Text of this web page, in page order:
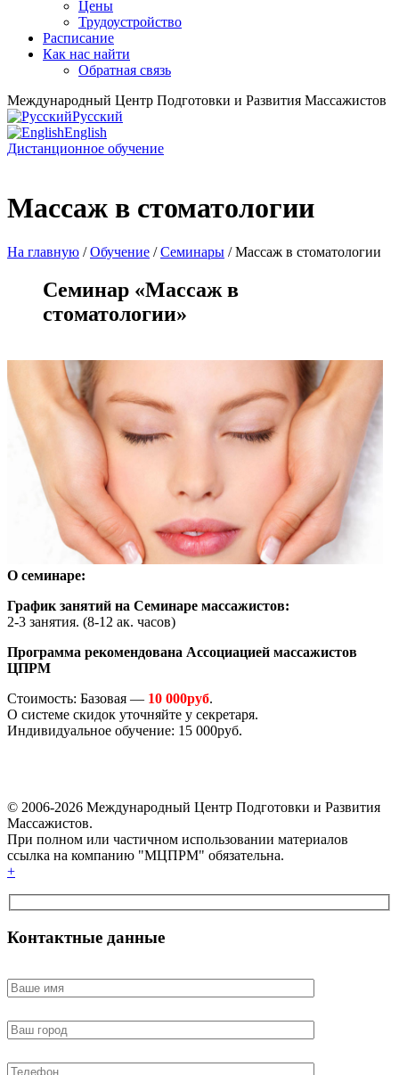
Цены
Трудоустройство
Расписание
Как нас найти
Обратная связь
Международный Центр Подготовки и Развития Массажистов
Русский
English
Дистанционное обучение
Массаж в стоматологии
На главную /Oбучение /Семинары / Массаж в стоматологии
Семинар «Массаж в
стоматологии»
О семинаре:
График занятий на Семинаре массажистов:
2-3 занятия. (8-12 ак. часов)
Программа рекомендована Ассоциацией массажистов
ЦПРМ
Стоимость: Базовая — 10 000руб.
О системе скидок уточняйте у секретаря.
Индивидуальное обучение: 15 000руб.
© 2006-2026 Международный Центр Подготовки и Развития
Массажистов.
При полном или частичном использовании материалов
ссылка на компанию "МЦПРМ" обязательна.
+
Контактные данные